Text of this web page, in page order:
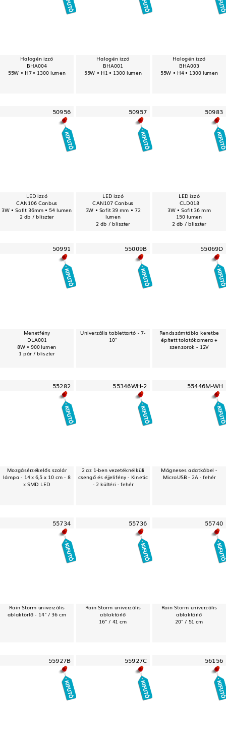
Halogén izzó
BHA004
55W • H7 • 1300 lumen
Halogén izzó
BHA001
55W • H1 • 1300 lumen
Halogén izzó
BHA003
55W • H4 • 1300 lumen
50956
LED izzó
CAN106 Canbus
3W • Sofit 36mm • 54 lumen
2 db / bliszter
50957
LED izzó
CAN107 Canbus
3W • Sofit 39 mm • 72
lumen
2 db / bliszter
50983
LED izzó
CLD018
3W • Sofit 36 mm
150 lumen
2 db / bliszter
50991
Menetfény
DLA001
8W • 900 lumen
1 pár / bliszter
55009B
Univerzális tablettartó - 7-
10"
55069D
Rendszámtábla keretbe
épített tolatókamera +
szenzorok - 12V
55282
Mozgásérzékelős szolár
lámpa - 14 x 6,5 x 10 cm - 8
x SMD LED
55346WH-2
2 az 1-ben vezetéknélküli
csengő és éjjelifény - Kinetic
- 2 kültéri - fehér
55446M-WH
Mágneses adatkábel -
MicroUSB - 2A - fehér
55734
Rain Storm univerzális
ablaktörlő - 14" / 36 cm
55736
Rain Storm univerzális
ablaktörlő
16" / 41 cm
55740
Rain Storm univerzális
ablaktörlő
20" / 51 cm
55927B 55927C 56156